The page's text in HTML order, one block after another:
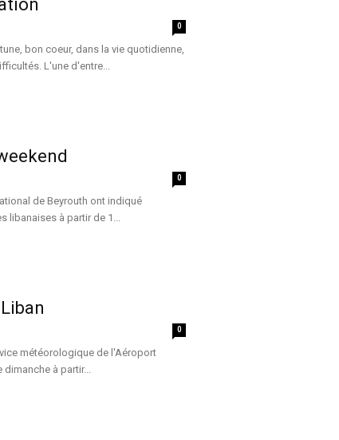
0
bon coeur, dans la vie quotidienne,
L'une d'entre...
0
de Beyrouth ont indiqué
libanaises à partir de 1...
0
météorologique de l'Aéroport
dimanche à partir...